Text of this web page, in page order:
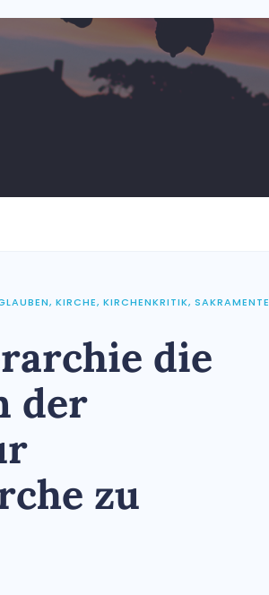
, KIRCHE, KIRCHENKRITIK, SAKRAMENTE
die
der
zu